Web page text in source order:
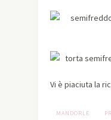
Vi è piaciuta la
MANDORLE